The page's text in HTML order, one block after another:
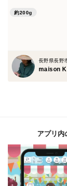
約200g
長野県長野
maison
アプリ内